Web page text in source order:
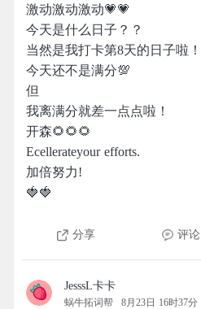
激动激动激动💗💗
今天是什么日子？？
当然是我打卡第8天的日子啦！
今天还不是满分💯
但
我离满分就差一点点啦！
开森🌻🌻🌻
Ecellerateyour efforts.
加倍努力!
🍓🍓
分享 评论
JesssL卡卡
蜗牛拓词帮 8月23日 16时37分